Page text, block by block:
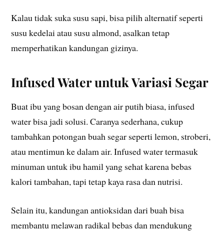
Kalau tidak suka susu sapi, bisa pilih alternatif seperti
susu kedelai atau susu almond, asalkan tetap
memperhatikan kandungan gizinya.
Infused Water untuk Variasi Segar
Buat ibu yang bosan dengan air putih biasa, infused
water bisa jadi solusi. Caranya sederhana, cukup
tambahkan potongan buah segar seperti lemon, stroberi,
atau mentimun ke dalam air. Infused water termasuk
minuman untuk ibu hamil yang sehat karena bebas
kalori tambahan, tapi tetap kaya rasa dan nutrisi.
Selain itu, kandungan antioksidan dari buah bisa
membantu melawan radikal bebas dan mendukung